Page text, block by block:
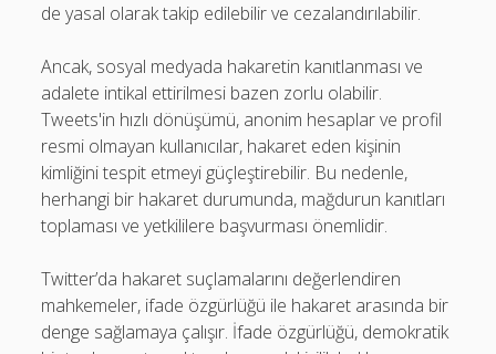
de yasal olarak takip edilebilir ve cezalandırılabilir.
Ancak, sosyal medyada hakaretin kanıtlanması ve
adalete intikal ettirilmesi bazen zorlu olabilir.
Tweets'in hızlı dönüşümü, anonim hesaplar ve profil
resmi olmayan kullanıcılar, hakaret eden kişinin
kimliğini tespit etmeyi güçleştirebilir. Bu nedenle,
herhangi bir hakaret durumunda, mağdurun kanıtları
toplaması ve yetkililere başvurması önemlidir.
Twitter’da hakaret suçlamalarını değerlendiren
mahkemeler, ifade özgürlüğü ile hakaret arasında bir
denge sağlamaya çalışır. İfade özgürlüğü, demokratik